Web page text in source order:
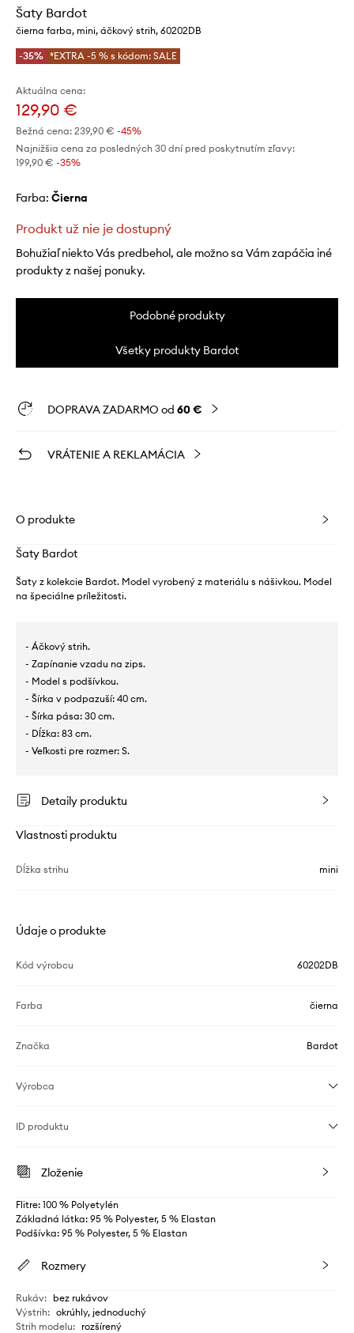
Šaty Bardot
čierna farba, mini, áčkový strih, 60202DB
-35% *EXTRA -5 % s kódom: SALE
Aktuálna cena:
129,90 €
Bežná cena: 239,90 € -45%
Najnižšia cena za posledných 30 dní pred poskytnutím zľavy:
199,90 € -35%
Farba: čierna
Produkt už nie je dostupný
Bohužiaľ niekto Vás predbehol, ale možno sa Vám zapáčia iné
produkty z našej ponuky.
Podobné produkty
Všetky produkty Bardot
DOPRAVA ZADARMO od 60 €
VRÁTENIE A REKLAMÁCIA
O produkte
Šaty Bardot
Šaty z kolekcie Bardot. Model vyrobený z materiálu s nášivkou. Model
na špeciálne príležitosti.
- Áčkový strih.
- Zapínanie vzadu na zips.
- Model s podšívkou.
- Šírka v podpazuší: 40 cm.
- Šírka pása: 30 cm.
- Dĺžka: 83 cm.
- Veľkosti pre rozmer: S.
Detaily produktu
Vlastnosti produktu
Dĺžka strihu mini
Údaje o produkte
Kód výrobcu 60202DB
Farba čierna
Značka Bardot
Výrobca
ID produktu
Zloženie
Flitre: 100 % Polyetylén
Základná látka: 95 % Polyester, 5 % Elastan
Podšívka: 95 % Polyester, 5 % Elastan
Rozmery
Rukáv: bez rukávov
Výstrih: okrúhly, jednoduchý
Strih modelu: rozšírený